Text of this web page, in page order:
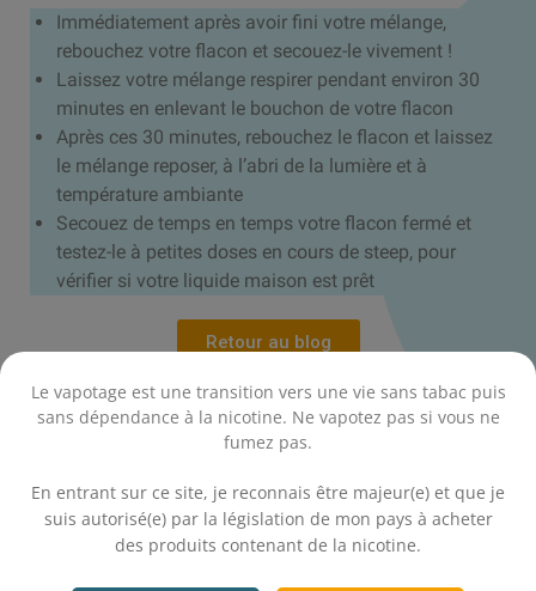
Le vapotage est une transition vers une vie sans tabac puis
sans dépendance à la nicotine. Ne vapotez pas si vous ne
fumez pas.
En entrant sur ce site, je reconnais être majeur(e) et que je
suis autorisé(e) par la législation de mon pays à acheter
des produits contenant de la nicotine.
Immédiatement après avoir fini votre mélange,
rebouchez votre flacon et secouez-le vivement !
Laissez votre mélange respirer pendant environ 30
minutes en enlevant le bouchon de votre flacon
Après ces 30 minutes, rebouchez le flacon et laissez
le mélange reposer, à l’abri de la lumière et à
température ambiante
Secouez de temps en temps votre flacon fermé et
testez-le à petites doses en cours de steep, pour
vérifier si votre liquide maison est prêt
Retour au blog
Tous les guides